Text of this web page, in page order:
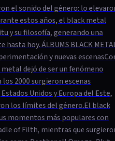
el sonido del género: lo
estos años, el black metal
y su filosofía, generando una
hoy. ÁLBUMS BLACK
y nuevas
dejó de ser un fenómeno
2000 surgieron escenas
Unidos y Europa del Este,
los límites del género.El black
momentos más populares con
of Filth, mientras que